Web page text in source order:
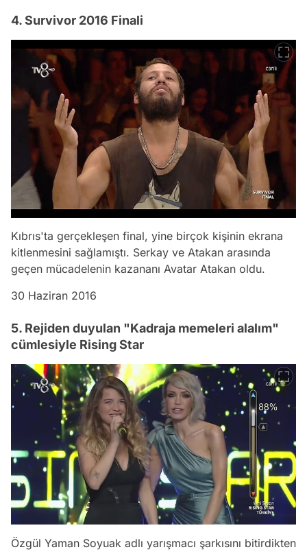
4. Survivor 2016 Finali
Kıbrıs'ta gerçekleşen final, yine birçok kişinin ekrana
kitlenmesini sağlamıştı. Serkay ve Atakan arasında
geçen mücadelenin kazananı Avatar Atakan oldu.
30 Haziran 2016
5. Rejiden duyulan "Kadraja memeleri alalım"
cümlesiyle Rising Star
Özgül Yaman Soyuak adlı yarışmacı şarkısını bitirdikten